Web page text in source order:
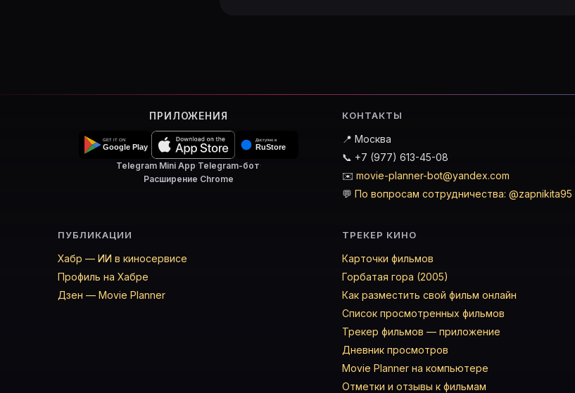
ПРИЛОЖЕНИЯ
Telegram Mini App·Telegram-бот·
Расширение Chrome
КОНТАКТЫ
📍 Москва
📞 +7 (977) 613-45-08
✉️ movie-planner-bot@yandex.com
💬 По вопросам сотрудничества: @zapnikita95
ПУБЛИКАЦИИ
Хабр — ИИ в киносервисе
Профиль на Хабре
Дзен — Movie Planner
ТРЕКЕР КИНО
Карточки фильмов
Горбатая гора (2005)
Как разместить свой фильм онлайн
Список просмотренных фильмов
Трекер фильмов — приложение
Дневник просмотров
Movie Planner на компьютере
Отметки и отзывы к фильмам